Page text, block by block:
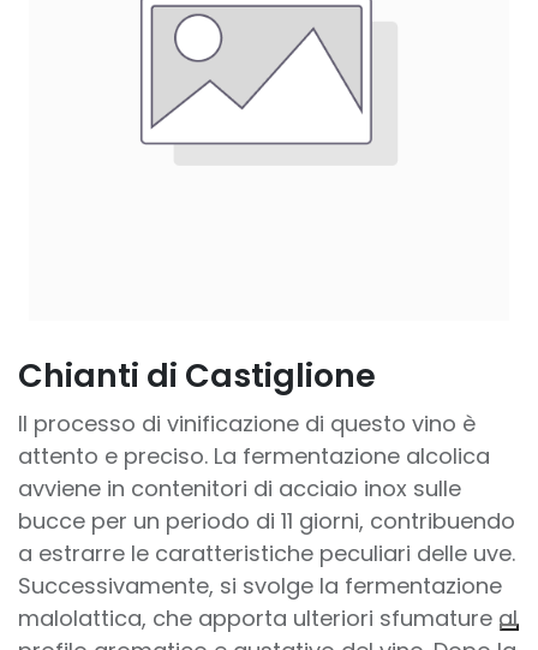
Chianti di Castiglione
Il processo di vinificazione di questo vino è
attento e preciso. La fermentazione alcolica
avviene in contenitori di acciaio inox sulle
bucce per un periodo di 11 giorni, contribuendo
a estrarre le caratteristiche peculiari delle uve.
Successivamente, si svolge la fermentazione
malolattica, che apporta ulteriori sfumature al